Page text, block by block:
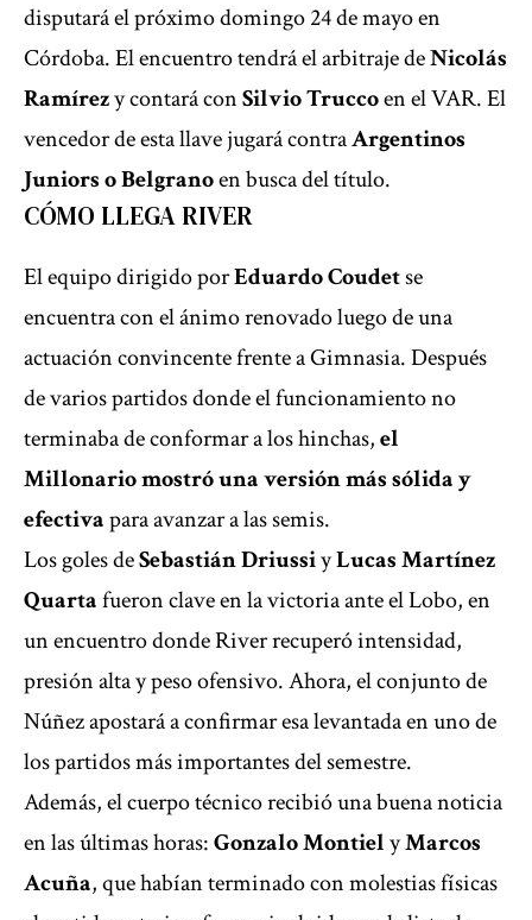
disputará el próximo domingo 24 de mayo en
Córdoba. El encuentro tendrá el arbitraje deNicolás
Ramírezy contará conSilvio Truccoen el VAR. El
vencedor de esta llave jugará contraArgentinos
Juniors o Belgranoen busca del título.
CÓMO LLEGA RIVER
El equipo dirigido porEduardo Coudetse
encuentra con el ánimo renovado luego de una
actuación convincente frente a Gimnasia. Después
de varios partidos donde el funcionamiento no
terminaba de conformar a los hinchas,el
Millonario mostró una versión más sólida y
efectivapara avanzar a las semis.
Los goles deSebastián DriussiyLucas Martínez
Quartafueron clave en la victoria ante el Lobo, en
un encuentro donde River recuperó intensidad,
presión alta y peso ofensivo. Ahora, el conjunto de
Núñez apostará a confirmar esa levantada en uno de
los partidos más importantes del semestre.
Además, el cuerpo técnico recibió una buena noticia
en las últimas horas:Gonzalo MontielyMarcos
Acuña, que habían terminado con molestias físicas